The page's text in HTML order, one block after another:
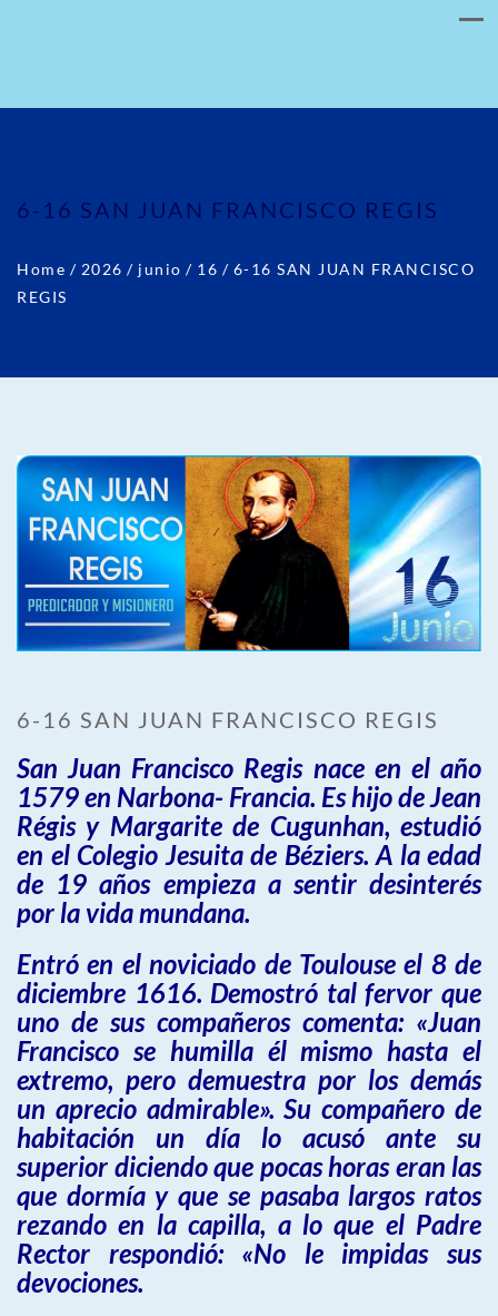
6-16 SAN JUAN FRANCISCO REGIS
Home / 2026 / junio / 16 / 6-16 SAN JUAN FRANCISCO
REGIS
6-16 SAN JUAN FRANCISCO REGIS
San Juan Francisco Regis nace en el año
1579 en Narbona- Francia. Es hijo de Jean
Régis y Margarite de Cugunhan, estudió
en el Colegio Jesuita de Béziers. A la edad
de 19 años empieza a sentir desinterés
por la vida mundana.
Entró en el noviciado de Toulouse el 8 de
diciembre 1616. Demostró tal fervor que
uno de sus compañeros comenta: «Juan
Francisco se humilla él mismo hasta el
extremo, pero demuestra por los demás
un aprecio admirable». Su compañero de
habitación un día lo acusó ante su
superior diciendo que pocas horas eran las
que dormía y que se pasaba largos ratos
rezando en la capilla, a lo que el Padre
Rector respondió: «No le impidas sus
devociones.